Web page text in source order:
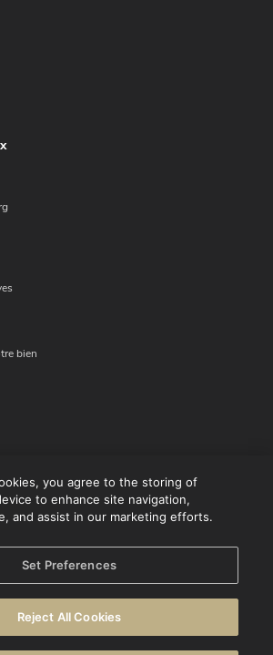
bien
you agree to the storing of
to enhance site navigation,
and assist in our marketing efforts.
Set Preferences
Reject All Cookies